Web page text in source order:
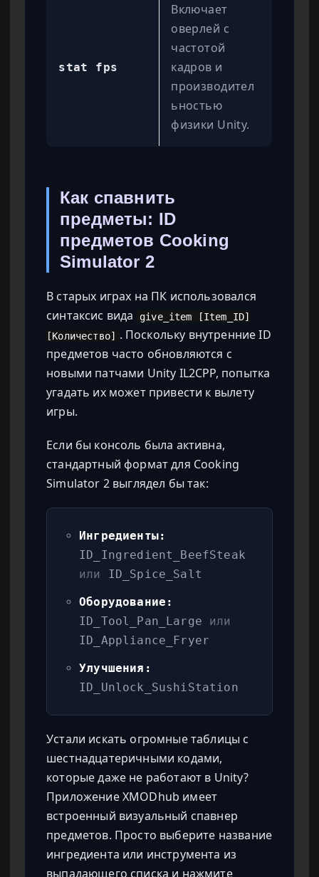
stat fps
Включает
оверлей с
частотой
кадров и
производител
ьностью
физики Unity.
Как спавнить
предметы: ID
предметов Cooking
Simulator 2
В старых играх на ПК использовался
синтаксис вида
give_item [Item_ID]
[Количество] . Поскольку внутренние ID
предметов часто обновляются с
новыми патчами Unity IL2CPP, попытка
угадать их может привести к вылету
игры.
Если бы консоль была активна,
стандартный формат для Cooking
Simulator 2 выглядел бы так:
Ингредиенты:
ID_Ingredient_BeefSteak
или
ID_Spice_Salt
Оборудование:
ID_Tool_Pan_Large или
ID_Appliance_Fryer
Улучшения:
ID_Unlock_SushiStation
Устали искать огромные таблицы с
шестнадцатеричными кодами,
которые даже не работают в Unity?
Приложение XMODhub имеет
встроенный визуальный спавнер
предметов. Просто выберите название
ингредиента или инструмента из
выпадающего списка и нажмите